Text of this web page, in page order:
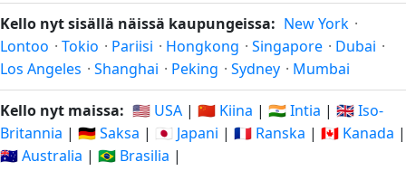
Kello nyt sisällä näissä kaupungeissa: New York ·
Lontoo · Tokio · Pariisi · Hongkong · Singapore · Dubai ·
Los Angeles · Shanghai · Peking · Sydney · Mumbai
Kello nyt maissa: 🇺🇸 USA | 🇨🇳 Kiina | 🇮🇳 Intia | 🇬🇧 Iso-
Britannia | 🇩🇪 Saksa | 🇯🇵 Japani | 🇫🇷 Ranska | 🇨🇦 Kanada |
🇦🇺 Australia | 🇧🇷 Brasilia |